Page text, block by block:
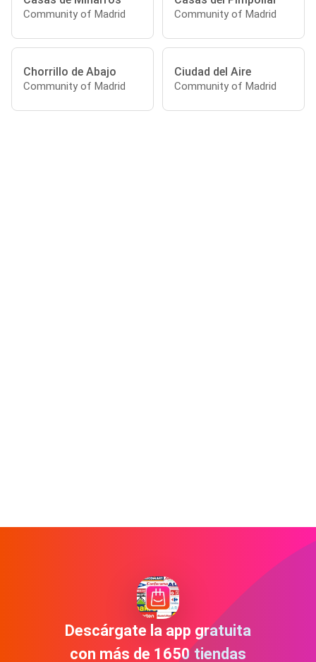
Community of Madrid Community of Madrid
Chorrillo de Abajo
Community of Madrid
Ciudad del Aire
Community of Madrid
Descárgate la app gratuita
con más de 1650 tiendas